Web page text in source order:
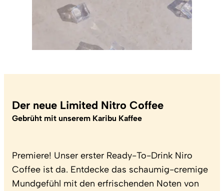
Der neue Limited Nitro Coffee
Gebrüht mit unserem Karibu Kaffee
Premiere! Unser erster Ready-To-Drink Niro
Coffee ist da. Entdecke das schaumig-cremige
Mundgefühl mit den erfrischenden Noten von